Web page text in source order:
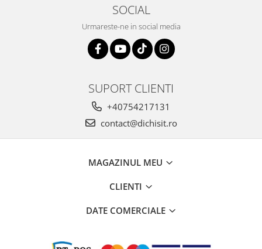
SOCIAL
Urmareste-ne in social media
SUPORT CLIENTI
+40754217131
contact@dichisit.ro
MAGAZINUL MEU
CLIENTI
DATE COMERCIALE